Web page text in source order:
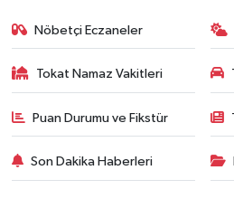
Nöbetçi Eczaneler
Tokat Namaz Vakitleri
Puan Durumu ve Fikstür
Son Dakika Haberleri